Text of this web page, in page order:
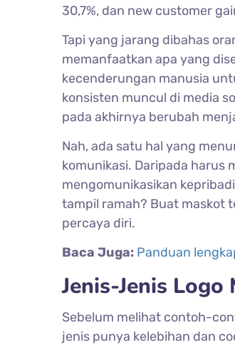
30,7%, dan new customer
Tapi yang jarang dibahas
memanfaatkan apa yang
kecenderungan manusia
konsisten muncul di media
pada akhirnya berubah
Nah, ada satu hal yang
komunikasi. Daripada harus
mengomunikasikan
tampil ramah? Buat maskot
percaya diri.
Baca Juga: Panduan
Jenis-Jenis Logo
Sebelum melihat contoh-
jenis punya kelebihan dan